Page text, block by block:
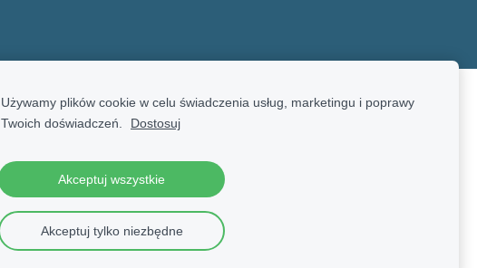
Używamy plików cookie w celu świadczenia usług, marketingu i poprawy
Twoich doświadczeń.
Dostosuj
Akceptuj wszystkie
Akceptuj tylko niezbędne